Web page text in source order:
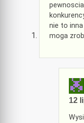
nie to
moga
12